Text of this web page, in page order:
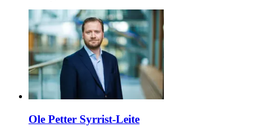
Ole Petter Syrrist-Leite